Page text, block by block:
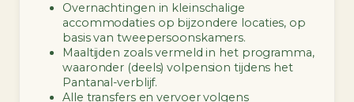
Overnachtingen in kleinschalige
accommodaties op bijzondere locaties, op
basis van tweepersoonskamers.
Maaltijden zoals vermeld in het programma,
waaronder (deels) volpension tijdens het
Pantanal-verblijf.
Alle transfers en vervoer volgens